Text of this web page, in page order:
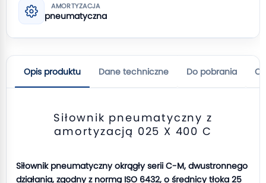
AMORTYZACJA
pneumatyczna
Opis produktu Dane techniczne Do pobrania
Siłownik pneumatyczny z
amortyzacją 025 X 400 C
Siłownik pneumatyczny okrągły serii C-M, dwustronnego
działania, zgodny z normą ISO 6432, o średnicy tłoka 25